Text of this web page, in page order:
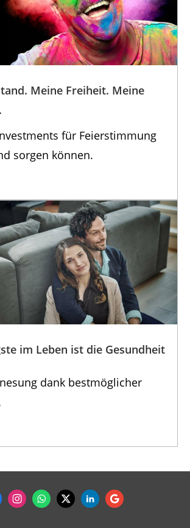
Meine Freiheit. Meine
für Feierstimmung
sorgen können.
im Leben ist die Gesundheit
dank bestmöglicher